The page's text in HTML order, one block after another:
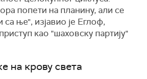
попети на планину, али се
са ње", изјавио је Еглоф,
као "шаховску партију"
на крову света